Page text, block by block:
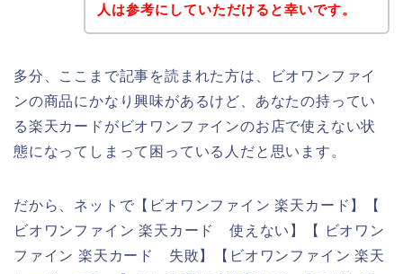
人は参考にしていただけると幸いです。
多分、ここまで記事を読まれた方は、ビオワンファイ
ンの商品にかなり興味があるけど、あなたの持ってい
る楽天カードがビオワンファインのお店で使えない状
態になってしまって困っている人だと思います。
だから、ネットで【ビオワンファイン 楽天カード】【
ビオワンファイン 楽天カード 使えない】【 ビオワン
ファイン 楽天カード 失敗】【ビオワンファイン 楽天